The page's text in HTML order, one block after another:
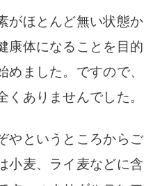
がほとんど無い状態か
康体になることを目的
めました。ですので、
ありませんでした。
やというところからご
小麦、ライ麦などに含